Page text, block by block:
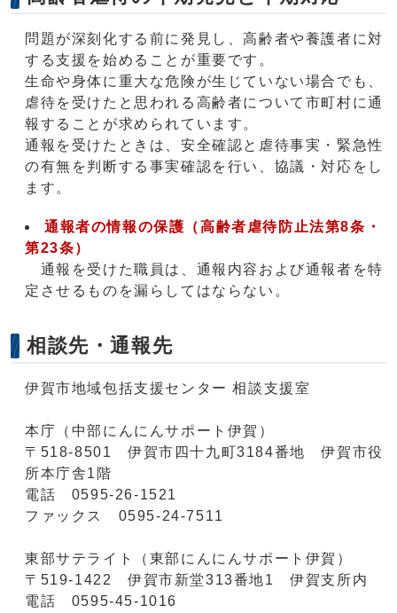
問題が深刻化する前に発見し、高齢者や養護者に対
する支援を始めることが重要です。
生命や身体に重大な危険が生じていない場合でも、
虐待を受けたと思われる高齢者について市町村に通
報することが求められています。
通報を受けたときは、安全確認と虐待事実・緊急性
の有無を判断する事実確認を行い、協議・対応をし
ます。
通報者の情報の保護（高齢者虐待防止法第8条・
第23条）
通報を受けた職員は、通報内容および通報者を特
定させるものを漏らしてはならない。
相談先・通報先
伊賀市地域包括支援センター 相談支援室
本庁（中部にんにんサポート伊賀）
〒518-8501 伊賀市四十九町3184番地 伊賀市役
所本庁舎1階
電話 0595-26-1521
ファックス 0595-24-7511
東部サテライト（東部にんにんサポート伊賀）
〒519-1422 伊賀市新堂313番地1 伊賀支所内
電話 0595-45-1016